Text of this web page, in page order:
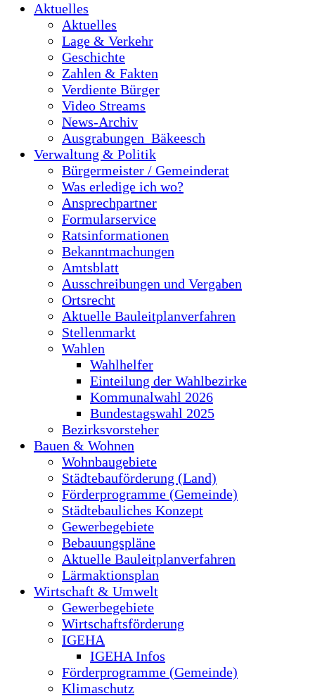
Aktuelles
Aktuelles
Lage & Verkehr
Geschichte
Zahlen & Fakten
Verdiente Bürger
Video Streams
News-Archiv
Ausgrabungen_Bäkeesch
Verwaltung & Politik
Bürgermeister / Gemeinderat
Was erledige ich wo?
Ansprechpartner
Formularservice
Ratsinformationen
Bekanntmachungen
Amtsblatt
Ausschreibungen und Vergaben
Ortsrecht
Aktuelle Bauleitplanverfahren
Stellenmarkt
Wahlen
Wahlhelfer
Einteilung der Wahlbezirke
Kommunalwahl 2026
Bundestagswahl 2025
Bezirksvorsteher
Bauen & Wohnen
Wohnbaugebiete
Städtebauförderung (Land)
Förderprogramme (Gemeinde)
Städtebauliches Konzept
Gewerbegebiete
Bebauungspläne
Aktuelle Bauleitplanverfahren
Lärmaktionsplan
Wirtschaft & Umwelt
Gewerbegebiete
Wirtschaftsförderung
IGEHA
IGEHA Infos
Förderprogramme (Gemeinde)
Klimaschutz